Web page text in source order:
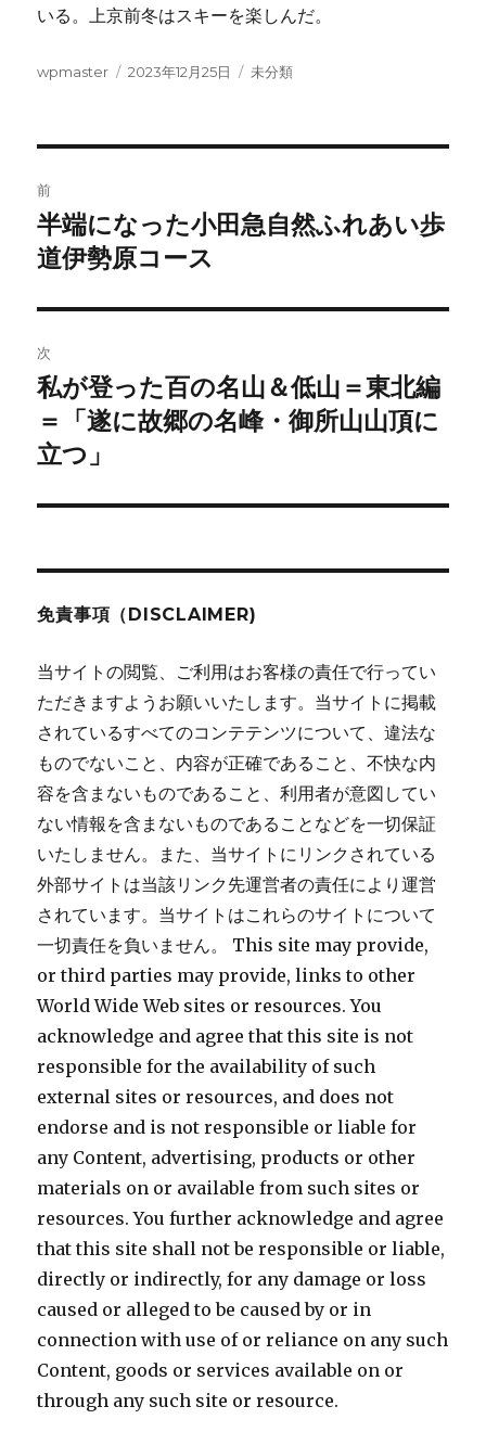
いる。上京前冬はスキーを楽しんだ。
投
wpmaster
投
2023年12月25日
カ
未分類
稿
ナ
ビ
ゲ
ー
シ
前
前
の
稿:
半端になった小田急自然ふれあい歩
道伊勢原コース
次
次
の
投
私が登った百の名山＆低山＝東北編
＝「遂に故郷の名峰・御所山山頂に
立つ」
免責事項（DISCLAIMER)
当サイトの閲覧、ご利用はお客様の責任で行ってい
ただきますようお願いいたします。当サイトに掲載
されているすべてのコンテテンツについて、違法な
ものでないこと、内容が正確であること、不快な内
容を含まないものであること、利用者が意図してい
ない情報を含まないものであることなどを一切保証
いたしません。また、当サイトにリンクされている
外部サイトは当該リンク先運営者の責任により運営
されています。当サイトはこれらのサイトについて
一切責任を負いません。 This site may provide,
or third parties may provide, links to other
World Wide Web sites or resources. You
acknowledge and agree that this site is not
responsible for the availability of such
external sites or resources, and does not
endorse and is not responsible or liable for
any Content, advertising, products or other
materials on or available from such sites or
resources. You further acknowledge and agree
that this site shall not be responsible or liable,
directly or indirectly, for any damage or loss
caused or alleged to be caused by or in
connection with use of or reliance on any such
Content, goods or services available on or
through any such site or resource.